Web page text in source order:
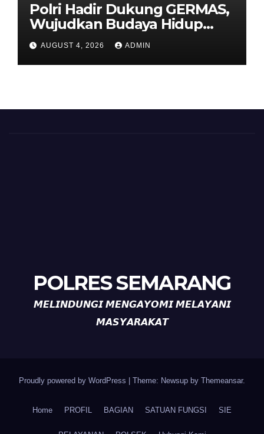
Polri Hadir Dukung GERMAS,
Wujudkan Budaya Hidup
Sehat di Kecamatan Pabelan
AUGUST 4, 2026 ADMIN
POLRES SEMARANG
𝙈𝙀𝙇𝙄𝙉𝘿𝙐𝙉𝙂𝙄 𝙈𝙀𝙉𝙂𝘼𝙔𝙊𝙈𝙄 𝙈𝙀𝙇𝘼𝙔𝘼𝙉𝙄
𝙈𝘼𝙎𝙔𝘼𝙍𝘼𝙆𝘼𝙏
Proudly powered by WordPress Theme: Newsup by Themeansar.
Home PROFIL BAGIAN SATUAN FUNGSI SIE